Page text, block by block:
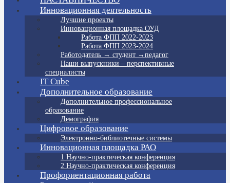
Инновационная деятельность
Лучшие проекты
Инновационная площадка ОУД
Работа ФПП 2022-2023
Работа ФПП 2023-2024
Работодатель → студент →педагог
Наши выпускники – перспективные
специалисты
IT Cube
Дополнительное образование
Дополнительное профессиональное
образование
Демография
Цифровое образование
Электронно-библиотечные системы
Инновационная площадка РАО
1 Научно-практическая конференция
2 Научно-практическая конференция
Профориентационная работа